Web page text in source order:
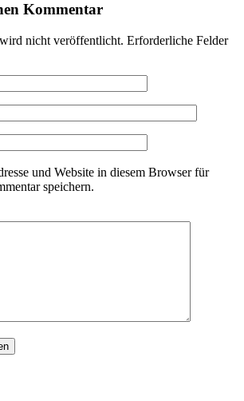
Kommentar
nicht veröffentlicht. Erforderliche Felder
und Website in diesem Browser für
speichern.